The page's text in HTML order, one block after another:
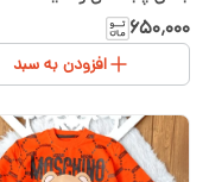
۶۵۰٬۰۰۰
افزودن به سبد